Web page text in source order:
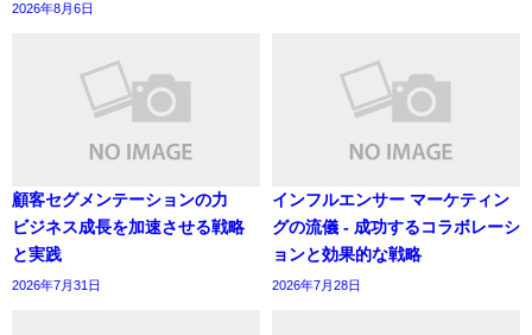
2026年8月6日
顧客セグメンテーションの力
ビジネス成長を加速させる戦略
と実践
2026年7月31日
インフルエンサー マーケティン
グの流儀 - 成功するコラボレーシ
ョンと効果的な戦略
2026年7月28日